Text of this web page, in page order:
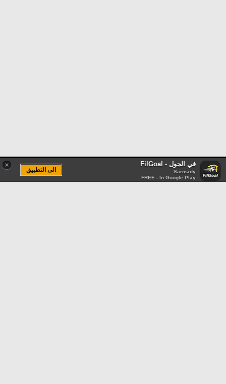
× في الجول - FilGoal
Sarmady
FREE - In Google Play
الى التطبيق